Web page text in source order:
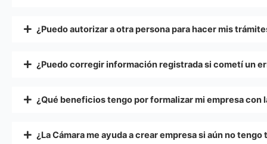
¿Puedo autorizar a otra persona para hacer mis
¿Puedo corregir información registrada si cometí un
¿Qué beneficios tengo por formalizar mi empresa con
¿La Cámara me ayuda a crear empresa si aún no tengo